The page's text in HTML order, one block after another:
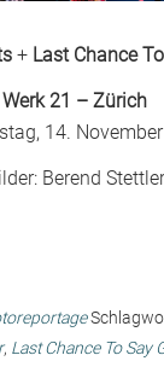
+ Last Chance
Werk 21 – Zürich
14.
Berend Stettler
, Last Chance To Say